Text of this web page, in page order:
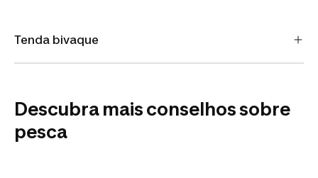
Tenda bivaque
Descubra mais conselhos sobre
pesca